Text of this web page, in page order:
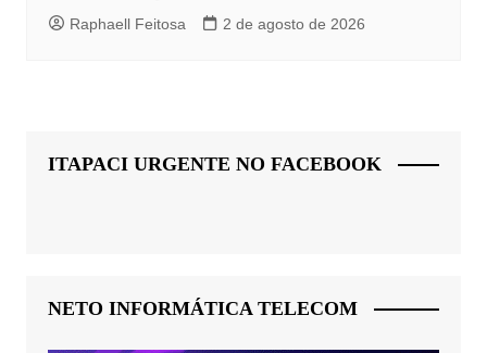
Raphaell Feitosa 2 de agosto de 2026
ITAPACI URGENTE NO FACEBOOK
NETO INFORMÁTICA TELECOM